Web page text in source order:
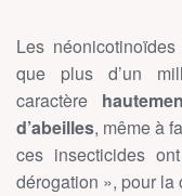
Les
que plus d’un
caractère
d’abeilles, même à
ces insecticides
dérogation », pour la